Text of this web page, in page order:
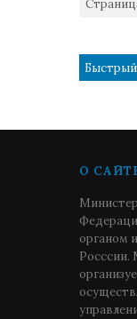
О
органом
Росссии.